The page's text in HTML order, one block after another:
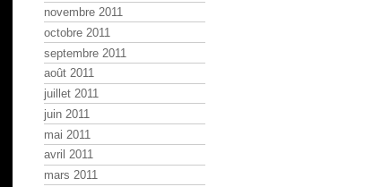
novembre 2011
octobre 2011
septembre 2011
août 2011
juillet 2011
juin 2011
mai 2011
avril 2011
mars 2011